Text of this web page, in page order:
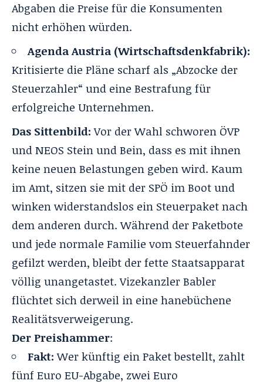
Abgaben die Preise für die Konsumenten
nicht erhöhen würden.
Agenda Austria (Wirtschaftsdenkfabrik):
Kritisierte die Pläne scharf als „Abzocke der
Steuerzahler“ und eine Bestrafung für
erfolgreiche Unternehmen.
Das Sittenbild:Vor der Wahl schworen ÖVP
und NEOS Stein und Bein, dass es mit ihnen
keine neuen Belastungen geben wird. Kaum
im Amt, sitzen sie mit der SPÖ im Boot und
winken widerstandslos ein Steuerpaket nach
dem anderen durch. Während der Paketbote
und jede normale Familie vom Steuerfahnder
gefilzt werden, bleibt der fette Staatsapparat
völlig unangetastet. Vizekanzler Babler
flüchtet sich derweil in eine hanebüchene
Realitätsverweigerung.
Der Preishammer:
Fakt:Wer künftig ein Paket bestellt, zahlt
fünf Euro EU-Abgabe, zwei Euro